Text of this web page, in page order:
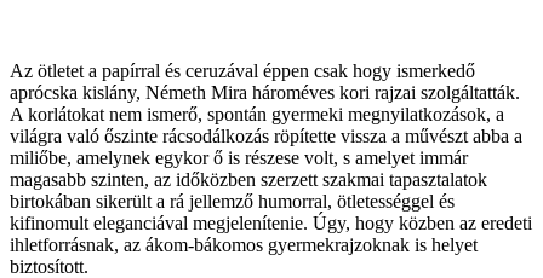
Az ötletet a papírral és ceruzával éppen csak hogy ismerkedő
aprócska kislány, Németh Mira hároméves kori rajzai szolgáltatták.
A korlátokat nem ismerő, spontán gyermeki megnyilatkozások, a
világra való őszinte rácsodálkozás röpítette vissza a művészt abba a
miliőbe, amelynek egykor ő is részese volt, s amelyet immár
magasabb szinten, az időközben szerzett szakmai tapasztalatok
birtokában sikerült a rá jellemző humorral, ötletességgel és
kifinomult eleganciával megjelenítenie. Úgy, hogy közben az eredeti
ihletforrásnak, az ákom-bákomos gyermekrajzoknak is helyet
biztosított.